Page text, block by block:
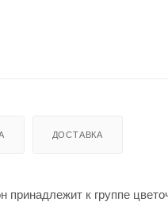
ДОСТАВКА
к группе